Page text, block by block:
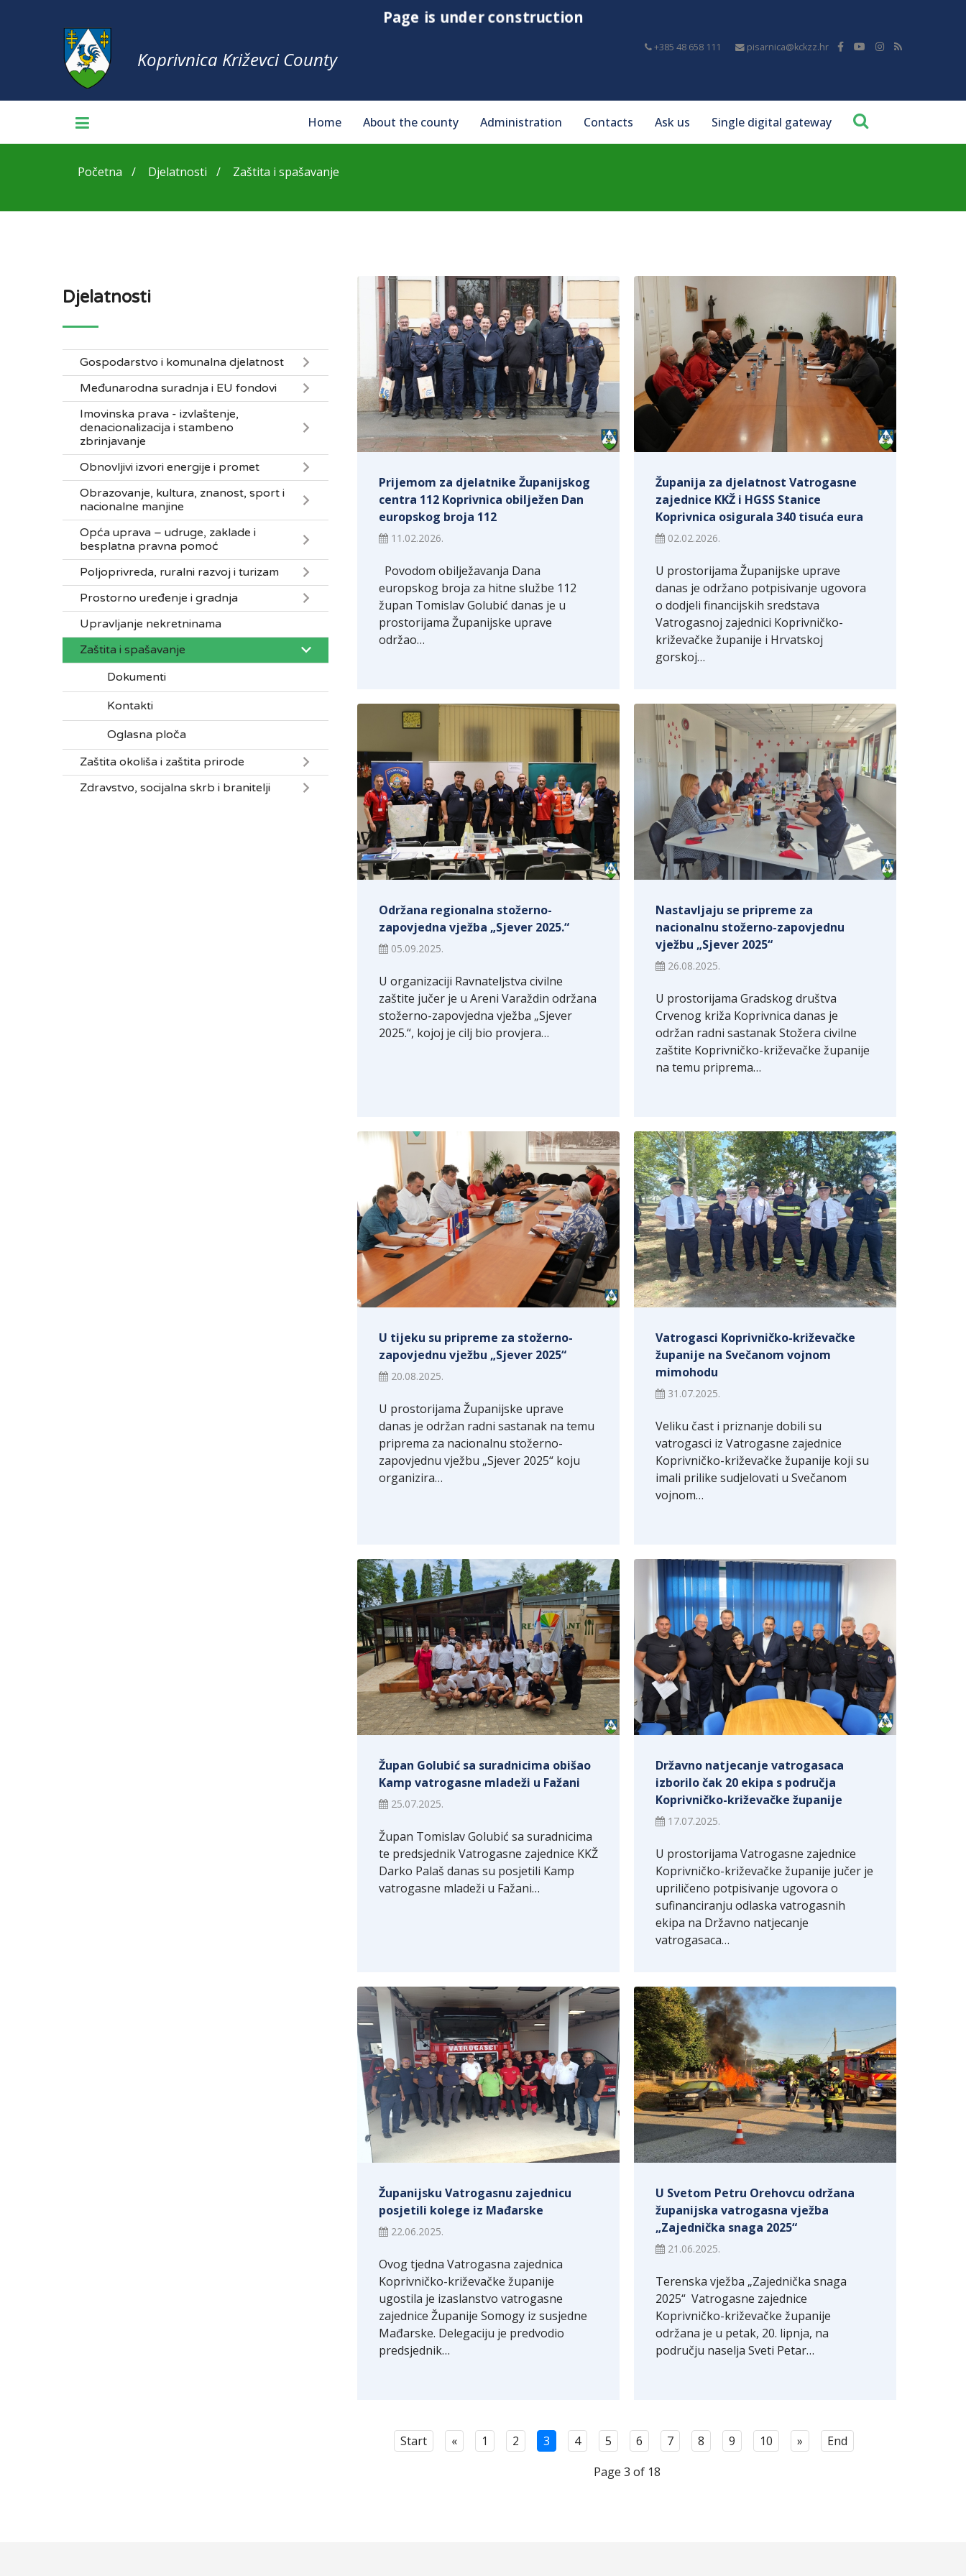
Page is under construction
+385 48 658 111 pisarnica@kckzz.hr
Koprivnica Križevci County
Home About the county Administration Contacts Ask us Single digital gateway
Početna Djelatnosti Zaštita i spašavanje
Djelatnosti
Gospodarstvo i komunalna djelatnost
Međunarodna suradnja i EU fondovi
Imovinska prava - izvlaštenje,
denacionalizacija i stambeno
zbrinjavanje
Obnovljivi izvori energije i promet
Obrazovanje, kultura, znanost, sport i
nacionalne manjine
Opća uprava – udruge, zaklade i
besplatna pravna pomoć
Poljoprivreda, ruralni razvoj i turizam
Prostorno uređenje i gradnja
Upravljanje nekretninama
Zaštita i spašavanje
Dokumenti
Kontakti
Oglasna ploča
Zaštita okoliša i zaštita prirode
Zdravstvo, socijalna skrb i branitelji
Prijemom za djelatnike Županijskog
centra 112 Koprivnica obilježen Dan
europskog broja 112
11.02.2026.
Povodom obilježavanja Dana
europskog broja za hitne službe 112
župan Tomislav Golubić danas je u
prostorijama Županijske uprave
održao…
Županija za djelatnost Vatrogasne
zajednice KKŽ i HGSS Stanice
Koprivnica osigurala 340 tisuća eura
02.02.2026.
U prostorijama Županijske uprave
danas je održano potpisivanje ugovora
o dodjeli financijskih sredstava
Vatrogasnoj zajednici Koprivničko-
križevačke županije i Hrvatskoj
gorskoj…
Održana regionalna stožerno-
zapovjedna vježba „Sjever 2025.“
05.09.2025.
U organizaciji Ravnateljstva civilne
zaštite jučer je u Areni Varaždin održana
stožerno-zapovjedna vježba „Sjever
2025.“, kojoj je cilj bio provjera…
Nastavljaju se pripreme za
nacionalnu stožerno-zapovjednu
vježbu „Sjever 2025“
26.08.2025.
U prostorijama Gradskog društva
Crvenog križa Koprivnica danas je
održan radni sastanak Stožera civilne
zaštite Koprivničko-križevačke županije
na temu priprema…
U tijeku su pripreme za stožerno-
zapovjednu vježbu „Sjever 2025“
20.08.2025.
U prostorijama Županijske uprave
danas je održan radni sastanak na temu
priprema za nacionalnu stožerno-
zapovjednu vježbu „Sjever 2025“ koju
organizira…
Vatrogasci Koprivničko-križevačke
županije na Svečanom vojnom
mimohodu
31.07.2025.
Veliku čast i priznanje dobili su
vatrogasci iz Vatrogasne zajednice
Koprivničko-križevačke županije koji su
imali prilike sudjelovati u Svečanom
vojnom…
Župan Golubić sa suradnicima obišao
Kamp vatrogasne mladeži u Fažani
25.07.2025.
Župan Tomislav Golubić sa suradnicima
te predsjednik Vatrogasne zajednice KKŽ
Darko Palaš danas su posjetili Kamp
vatrogasne mladeži u Fažani…
Državno natjecanje vatrogasaca
izborilo čak 20 ekipa s područja
Koprivničko-križevačke županije
17.07.2025.
U prostorijama Vatrogasne zajednice
Koprivničko-križevačke županije jučer je
upriličeno potpisivanje ugovora o
sufinanciranju odlaska vatrogasnih
ekipa na Državno natjecanje
vatrogasaca…
Županijsku Vatrogasnu zajednicu
posjetili kolege iz Mađarske
22.06.2025.
Ovog tjedna Vatrogasna zajednica
Koprivničko-križevačke županije
ugostila je izaslanstvo vatrogasne
zajednice Županije Somogy iz susjedne
Mađarske. Delegaciju je predvodio
predsjednik…
U Svetom Petru Orehovcu održana
županijska vatrogasna vježba
„Zajednička snaga 2025“
21.06.2025.
Terenska vježba „Zajednička snaga
2025“ Vatrogasne zajednice
Koprivničko-križevačke županije
održana je u petak, 20. lipnja, na
području naselja Sveti Petar…
Start « 1 2 3 4 5 6 7 8 9 10 »
End
Page 3 of 18